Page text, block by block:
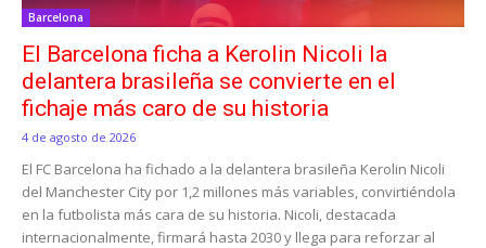
Barcelona
El Barcelona ficha a Kerolin Nicoli la
delantera brasileña se convierte en el
fichaje más caro de su historia
4 de agosto de 2026
El FC Barcelona ha fichado a la delantera brasileña Kerolin Nicoli
del Manchester City por 1,2 millones más variables, convirtiéndola
en la futbolista más cara de su historia. Nicoli, destacada
internacionalmente, firmará hasta 2030 y llega para reforzar al